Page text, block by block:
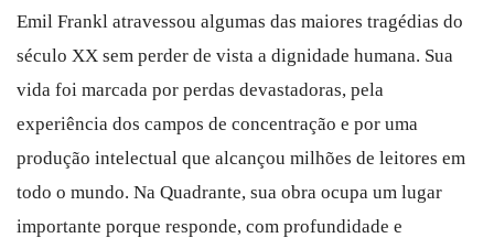
Emil Frankl atravessou algumas das maiores tragédias do
século XX sem perder de vista a dignidade humana. Sua
vida foi marcada por perdas devastadoras, pela
experiência dos campos de concentração e por uma
produção intelectual que alcançou milhões de leitores em
todo o mundo. Na Quadrante, sua obra ocupa um lugar
importante porque responde, com profundidade e